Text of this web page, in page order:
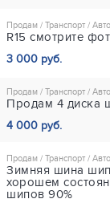
Продам / Транспорт /
R15 смотрите
3 000 руб.
Продам / Транспорт /
Продам 4 диска
4 000 руб.
Продам / Транспорт /
Зимняя шина
хорошем
шипов 90%